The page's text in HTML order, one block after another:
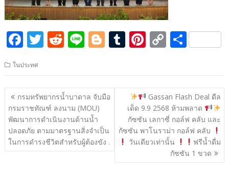
F
e
b
o
o
k
T
itt
er
R
d
di
t
Li
e
Bl
g
g
er
T
m
bl
r
Pi
er
e
st
C
p
y
Li
n
k
S
ar
e
ในประทศ
แนะแนว
เรื่อง
กรมทรัพยากรน้ำบาดาล จับมือ
กรมราชทัณฑ์ ลงนาม (MOU)
พัฒนาการดำเนินงานด้านน้ำ
ปลอดภัย ตามมาตรฐานสิ่งจำเป็น
ในการดำรงชีวิตสำหรับผู้ต้องขัง .
Gassan Flash Deal ดีล
เด็ด 9.9 2568 ห้ามพลาด
กัซซัน เลกาซี่ กอล์ฟ คลับ และ
กัซซัน พาโนราม่า กอล์ฟ คลับ
วันเดียวเท่านั้น
ฟรีน้ำดื่ม
กัซซัน 1 ขวด